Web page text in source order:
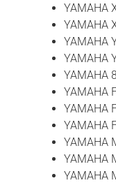
YAMAHA
YAMAHA
YAMAHA
YAMAHA
YAMAHA
YAMAHA
YAMAHA
YAMAHA
YAMAHA
YAMAHA
YAMAHA